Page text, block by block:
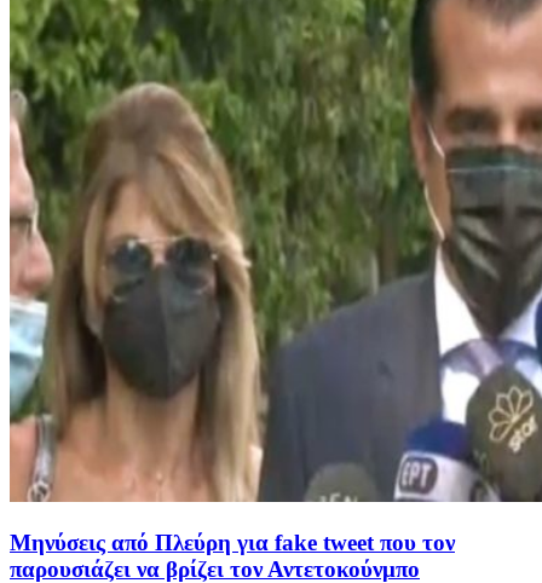
Μηνύσεις από Πλεύρη για fake tweet που τον
παρουσιάζει να βρίζει τον Αντετοκούνμπο